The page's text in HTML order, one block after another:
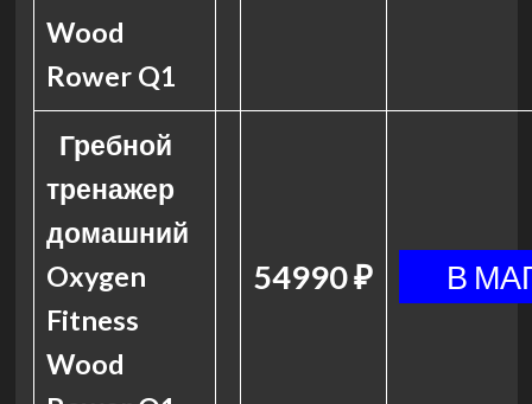
Wood
Rower Q1
Гребной
тренажер
домашний
Oxygen
Fitness
Wood
54990 ₽